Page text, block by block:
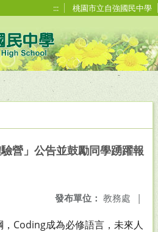
::: 桃園市立自強國民中學
營」公告並鼓勵同學踴躍報
發布單位： 教務處 |
Coding成為必修語言，未來人